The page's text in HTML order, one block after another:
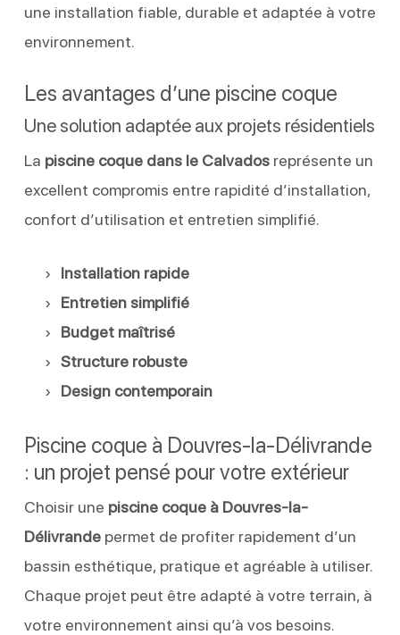
une installation fiable, durable et adaptée à votre
environnement.
Les avantages d’une piscine coque
Une solution adaptée aux projets résidentiels
La piscine coque dans le Calvadosreprésente un
excellent compromis entre rapidité d’installation,
confort d’utilisation et entretien simplifié.
Installation rapide
Entretien simplifié
Budget maîtrisé
Structure robuste
Design contemporain
Piscine coque à Douvres-la-Délivrande
: un projet pensé pour votre extérieur
Choisir une piscine coque à Douvres-la-
Délivrandepermet de profiter rapidement d’un
bassin esthétique, pratique et agréable à utiliser.
Chaque projet peut être adapté à votre terrain, à
votre environnement ainsi qu’à vos besoins.